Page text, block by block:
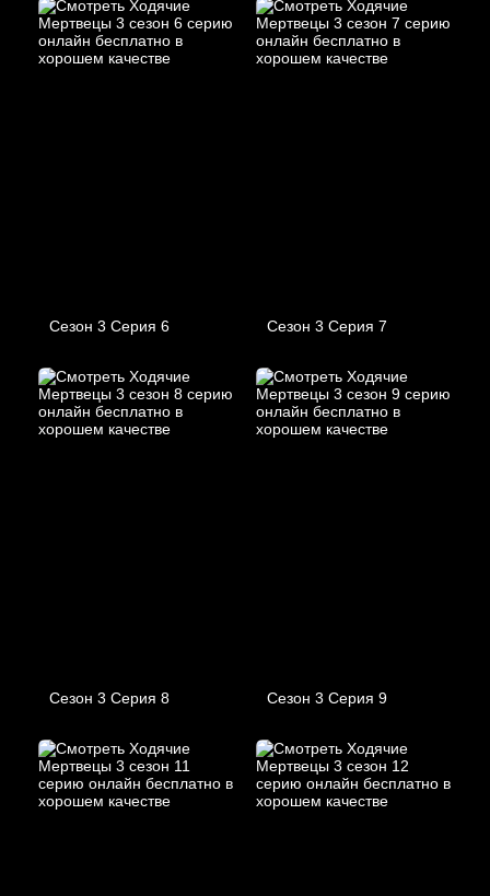
Сезон 3 Серия 6 Сезон 3 Серия 7
Сезон 3 Серия 8 Сезон 3 Серия 9